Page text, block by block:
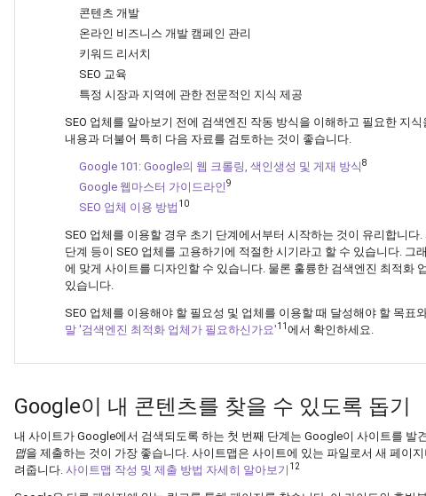
콘텐츠 개발
온라인 비즈니스 개발 캠페인 관리
키워드 리서치
SEO 교육
특정 시장과 지역에 관한 전문적인 지식 제공
SEO 업체를 알아보기 전에 검색엔진 작동 방식을 이해하고 필요한 지
내용과 더불어 특히 다음 자료를 검토하는 것이 좋습니다.
Google 101: Google의 웹 크롤링, 색인생성 및 게재 방식8
Google 웹마스터 가이드라인9
SEO 업체 이용 방법 10
SEO 업체를 이용할 경우 초기 단계에서부터 시작하는 것이 유리합니
단계 등이 SEO 업체를 고용하기에 적절한 시기라고 할 수 있습니다. 그
에 맞게 사이트를 디자인할 수 있습니다. 물론 훌륭한 검색엔진 최적화
있습니다.
SEO 업체를 이용해야 할 필요성 및 업체를 이용할 때 달성해야 할 목표
말 '검색엔진 최적화 업체가 필요하신가요'11 에서 확인하세요.
Google이 내 콘텐츠를 찾을 수 있도록 돕기
내 사이트가 Google에서 검색되도록 하는 첫 번째 단계는 Google이 사이트를 발
맵을 제출하는 것이 가장 좋습니다. 사이트맵은 사이트에 있는 파일로서 새 페이
려줍니다. 사이트맵 작성 및 제출 방법 자세히 알아보기 12